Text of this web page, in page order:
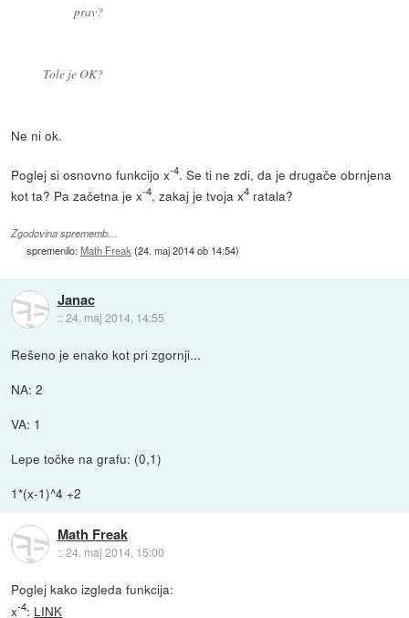
prav?
Tole je OK?
Ne ni ok.
Poglej si osnovno funkcijo x-4. Se ti ne zdi, da je drugače obrnjena
kot ta? Pa začetna je x-4, zakaj je tvoja x4 ratala?
Zgodovina sprememb…
spremenilo:Math Freak (24. maj 2014 ob 14:54)
Janac
::24. maj 2014, 14:55
Rešeno je enako kot pri zgornji...
NA: 2
VA: 1
Lepe točke na grafu: (0,1)
1*(x-1)^4 +2
Math Freak
::24. maj 2014, 15:00
Poglej kako izgleda funkcija:
x-4: LINK